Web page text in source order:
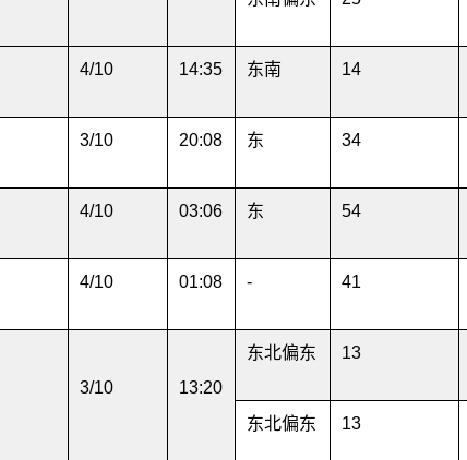
4/10 14:35 东南 14
3/10 20:08 东 34
4/10 03:06 东 54
4/10 01:08 - 41
3/10 13:20
东北偏东 13
东北偏东 13